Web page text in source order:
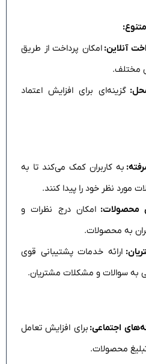
آنلاین: امکان پرداخت از طریق
مختلف.
گزینه‌ای برای افزایش اعتماد
به کاربران کمک می‌کند تا به
مورد نظر خود را پیدا کنند.
محصولات: امکان درج نظرات و
به محصولات.
ارائه خدمات پشتیبانی قوی
به سوالات و مشکلات مشتریان.
اجتماعی: برای افزایش تعامل
محصولات.